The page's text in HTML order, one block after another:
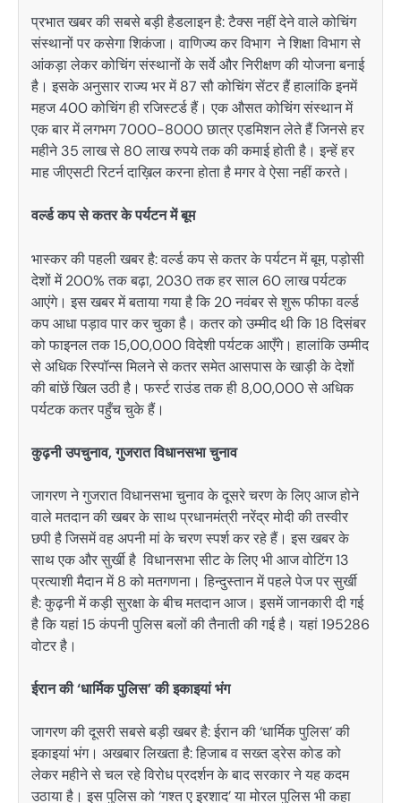
प्रभात खबर की सबसे बड़ी हैडलाइन है: टैक्स नहीं देने वाले कोचिंग
संस्थानों पर कसेगा शिकंजा। वाणिज्य कर विभाग ने शिक्षा विभाग से
आंकड़ा लेकर कोचिंग संस्थानों के सर्वे और निरीक्षण की योजना बनाई
है। इसके अनुसार राज्य भर में 87 सौ कोचिंग सेंटर हैं हालांकि इनमें
महज 400 कोचिंग ही रजिस्टर्ड हैं। एक औसत कोचिंग संस्थान में
एक बार में लगभग 7000-8000 छात्र एडमिशन लेते हैं जिनसे हर
महीने 35 लाख से 80 लाख रुपये तक की कमाई होती है। इन्हें हर
माह जीएसटी रिटर्न दाख़िल करना होता है मगर वे ऐसा नहीं करते।
वर्ल्ड कप से कतर के पर्यटन में बूम
भास्कर की पहली खबर है: वर्ल्ड कप से कतर के पर्यटन में बूम, पड़ोसी
देशों में 200% तक बढ़ा, 2030 तक हर साल 60 लाख पर्यटक
आएंगे। इस खबर में बताया गया है कि 20 नवंबर से शुरू फीफा वर्ल्ड
कप आधा पड़ाव पार कर चुका है। कतर को उम्मीद थी कि 18 दिसंबर
को फाइनल तक 15,00,000 विदेशी पर्यटक आएँगे। हालांकि उम्मीद
से अधिक रिस्पॉन्स मिलने से कतर समेत आसपास के खाड़ी के देशों
की बांछें खिल उठी है। फर्स्ट राउंड तक ही 8,00,000 से अधिक
पर्यटक कतर पहुँच चुके हैं।
कुढ़नी उपचुनाव, गुजरात विधानसभा चुनाव
जागरण ने गुजरात विधानसभा चुनाव के दूसरे चरण के लिए आज होने
वाले मतदान की खबर के साथ प्रधानमंत्री नरेंद्र मोदी की तस्वीर
छपी है जिसमें वह अपनी मां के चरण स्पर्श कर रहे हैं। इस खबर के
साथ एक और सुर्खी है विधानसभा सीट के लिए भी आज वोटिंग 13
प्रत्याशी मैदान में 8 को मतगणना। हिन्दुस्तान में पहले पेज पर सुर्खी
है: कुढ़नी में कड़ी सुरक्षा के बीच मतदान आज। इसमें जानकारी दी गई
है कि यहां 15 कंपनी पुलिस बलों की तैनाती की गई है। यहां 195286
वोटर है।
ईरान की ‘धार्मिक पुलिस’ की इकाइयां भंग
जागरण की दूसरी सबसे बड़ी खबर है: ईरान की ‘धार्मिक पुलिस’ की
इकाइयां भंग। अखबार लिखता है: हिजाब व सख्त ड्रेस कोड को
लेकर महीने से चल रहे विरोध प्रदर्शन के बाद सरकार ने यह कदम
उठाया है। इस पुलिस को ‘गश्त ए इरशाद’ या मोरल पुलिस भी कहा